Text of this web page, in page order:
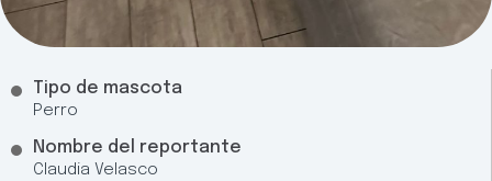
Tipo de mascota
Perro
Nombre del reportante
Claudia Velasco